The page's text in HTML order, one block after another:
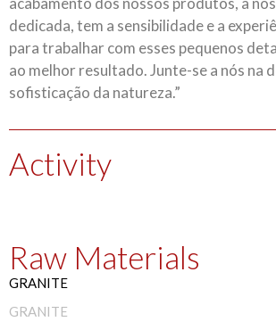
dedicada, tem a sensibilidade e a
para trabalhar com esses pequenos
ao melhor resultado. Junte-se a nós na
sofisticação da natureza.”
Activity
Raw Materials
GRANITE
GRANITE